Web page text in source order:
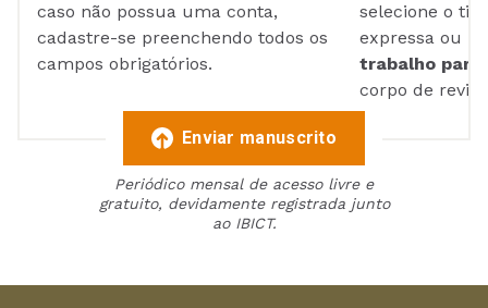
caso não possua uma conta,
cadastre-se preenchendo todos os
campos obrigatórios.
selecione o
expressa ou
trabalho para
corpo de
Enviar manuscrito
Periódico mensal de acesso livre e
gratuito, devidamente registrada junto
ao IBICT.